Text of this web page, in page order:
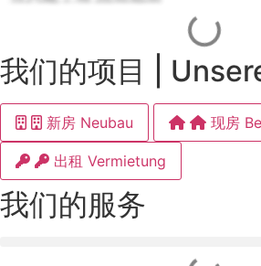
我们的项目 |
新房 Neubau 现房
出租 Vermietung
我们的服务